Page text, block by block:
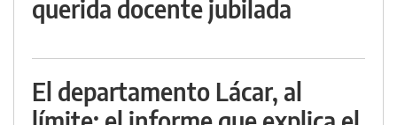
querida docente jubilada
El departamento Lácar, al